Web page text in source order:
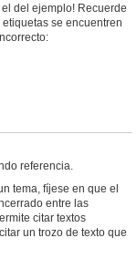
del ejemplo! Recuerde
se encuentren
referencia.
tema, fíjese en que el
entre las
citar textos
un trozo de texto que